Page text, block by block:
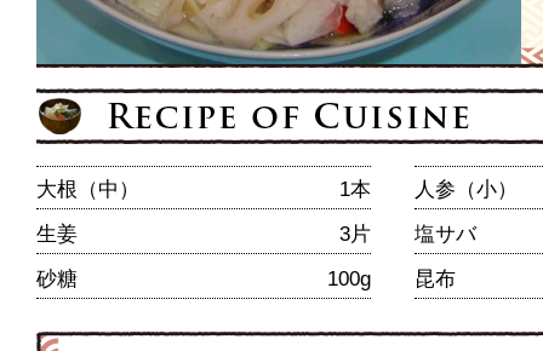
大根（中） 1本
人参（小）
生姜
3片
塩サバ
砂糖
100g 昆布